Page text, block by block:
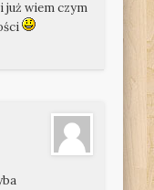
już wiem czym